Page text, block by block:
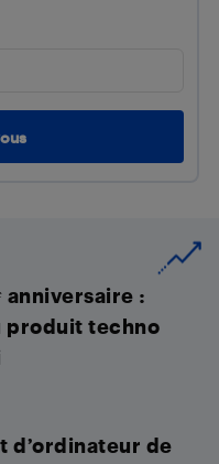
anniversaire :
produit techno
d’ordinateur de